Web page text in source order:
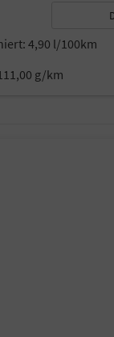
4,90 l/100km
g/km